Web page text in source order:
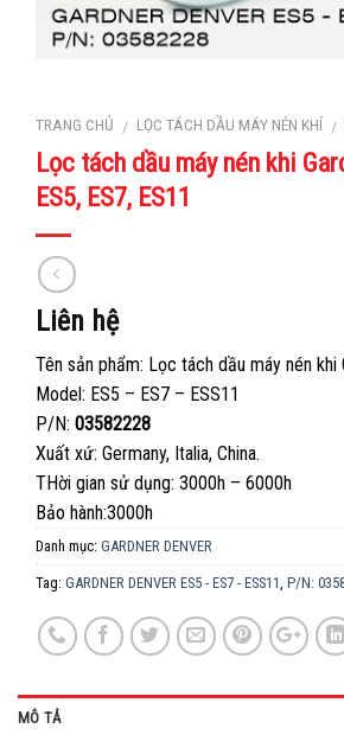
TRANG CHỦ / LỌC TÁCH DẦU MÁY NÉN KHÍ /
Lọc tách dầu máy nén khi
ES5, ES7, ES11
Liên hệ
Tên sản phẩm: Lọc tách dầu máy nén khi
Model: ES5 – ES7 – ESS11
P/N: 03582228
Xuất xứ: Germany, Italia, China.
THời gian sử dụng: 3000h – 6000h
Bảo hành:3000h
Danh mục: GARDNER DENVER
Tag: GARDNER DENVER ES5 - ES7 - ESS11 P/N:
MÔ TẢ